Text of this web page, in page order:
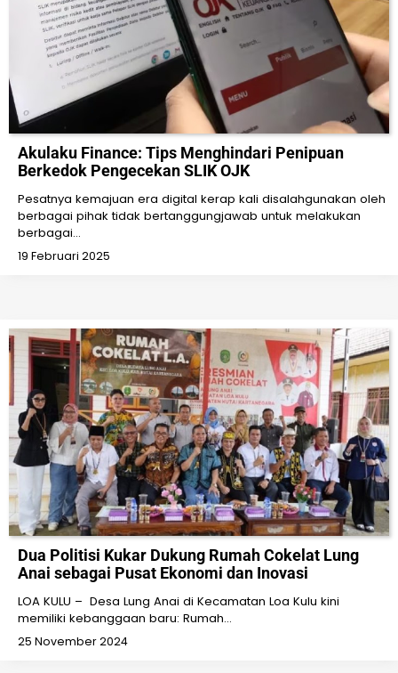
Akulaku Finance: Tips Menghindari Penipuan
Berkedok Pengecekan SLIK OJK
Pesatnya kemajuan era digital kerap kali disalahgunakan oleh
berbagai pihak tidak bertanggungjawab untuk melakukan
berbagai…
19 Februari 2025
Dua Politisi Kukar Dukung Rumah Cokelat Lung
Anai sebagai Pusat Ekonomi dan Inovasi
LOA KULU – Desa Lung Anai di Kecamatan Loa Kulu kini
memiliki kebanggaan baru: Rumah…
25 November 2024